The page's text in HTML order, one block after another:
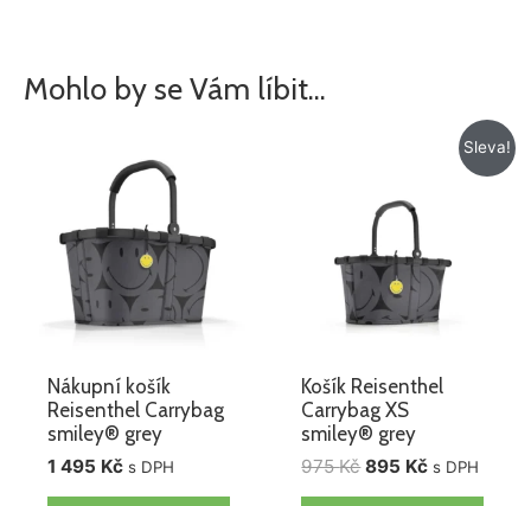
Mohlo by se Vám líbit…
Nákupní košík
Reisenthel Carrybag
smiley® grey
1 495 Kč s DPH
Sleva!
Košík Reisenthel
Carrybag XS
smiley® grey
975Kč
975 Kč.
895 Kč
Aktuální
cena
s DPH